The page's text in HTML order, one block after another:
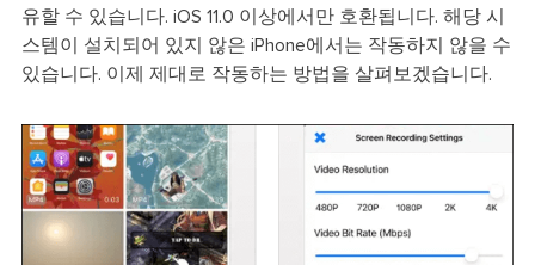
유할 수 있습니다. iOS 11.0 이상에서만 호환됩니다. 해당 시
스템이 설치되어 있지 않은 iPhone에서는 작동하지 않을 수
있습니다. 이제 제대로 작동하는 방법을 살펴보겠습니다.